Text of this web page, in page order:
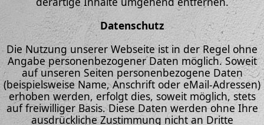
Datenschutz
Die Nutzung unserer Webseite ist in der Regel ohne
Angabe personenbezogener Daten möglich. Soweit
auf unseren Seiten personenbezogene Daten
(beispielsweise Name, Anschrift oder eMail-Adressen)
erhoben werden, erfolgt dies, soweit möglich, stets
auf freiwilliger Basis. Diese Daten werden ohne Ihre
ausdrückliche Zustimmung nicht an Dritte